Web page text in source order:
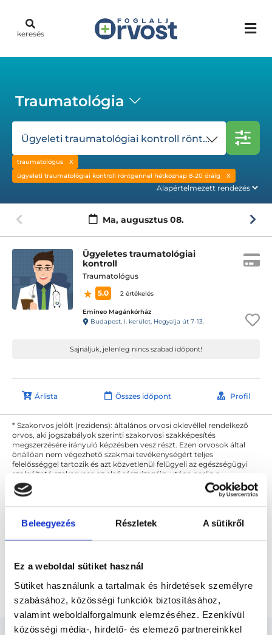
Beleegyezés Részletek A sütikről
Ez a weboldal sütiket használ
Sütiket használunk a tartalmak és hirdetések személyre
szabásához, közösségi funkciók biztosításához,
valamint weboldalforgalmunk elemzéséhez. Ezenkívül
közösségi média-, hirdető- és elemező partnereinkkel
keresés
Traumatológia
Ügyeleti traumatológiai kontroll röntgennel hétköznap 8-20 óráig
traumatológus
ügyeleti traumatológiai kontroll röntgennel hétköznap 8-20 óráig
Ma, augusztus 08.
Ügyeletes traumatológiai
kontroll
Traumatológus
5.0
2 értékelés
Emineo Magánkórház
Budapest, I. kerület, Hegyalja út 7-13.
Sajnáljuk, jelenleg nincs szabad időpont!
Árlista Összes időpont Profil
* Szakorvos jelölt (rezidens): általános orvosi oklevéllel rendelkező
orvos, aki jogszabályok szerinti szakorvosi szakképesítés
megszerzésére irányuló képzésben vesz részt. Ezen orvosok által
önállóan nem végezhető szakmai tevékenységért teljes
felelősséggel tartozik és azt közvetlenül felügyeli az egészségügyi
szolgáltató szakorvosa az első részvizsgáig, utána pedig a
szakorvosjelölt önállóan láthat el feladatokat. A foglaljorvost.hu
felelősségét kizárja esetleges névazonosságért bármely szakorvos
Ügyeleti traumatológiai kontroll röntgennel hétköznap
8-20 óráig